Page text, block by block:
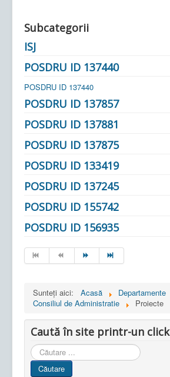
Subcategorii
ISJ
POSDRU ID 137440
POSDRU ID 137440
POSDRU ID 137857
POSDRU ID 137881
POSDRU ID 137875
POSDRU ID 133419
POSDRU ID 137245
POSDRU ID 155742
POSDRU ID 156935
Sunteți aici: Acasă
Departamente
Consiliul de Administratie
Proiecte
Caută în site printr-un click
Cauta
in
site
Căutare